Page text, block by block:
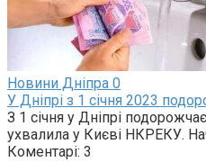
Новини Дніпра 0
У Дніпрі з 1 січня 2023
З 1 січня у Дніпрі
ухвалила у Києві НКРЕКУ.
Коментарі: 3